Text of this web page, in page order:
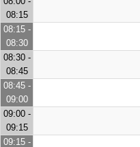
08:15
08:15 -
08:30
08:30 -
08:45
08:45 -
09:00
09:00 -
09:15
09:15 -